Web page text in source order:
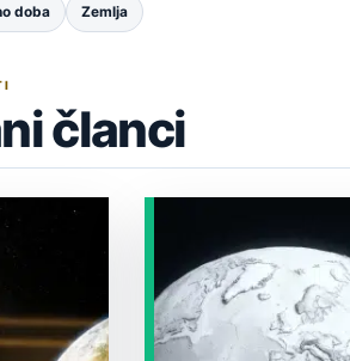
doba Zemlja
članci